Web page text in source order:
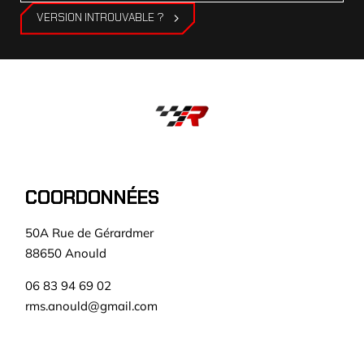
VERSION INTROUVABLE ?
COORDONNÉES
50A Rue de Gérardmer
88650 Anould
06 83 94 69 02
rms.anould@gmail.com